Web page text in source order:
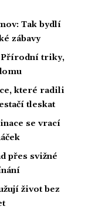
Tak bydlí
zábavy
Přírodní triky,
které radili
tleskat
se vrací
přes svižné
život bez